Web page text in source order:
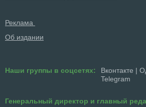
Реклама
Об издании
Наши группы в соцсетях: Вконтакте |
Telegram
Генеральный директор и главный